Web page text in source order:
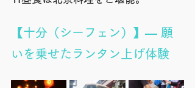
【十分（シーフェン）】— 願
いを乗せたランタン上げ体験